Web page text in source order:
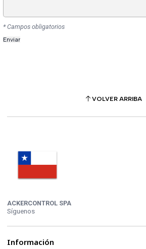
* Campos obligatorios
VOLVER ARRIBA
ACKERCONTROL SPA
Síguenos
Información